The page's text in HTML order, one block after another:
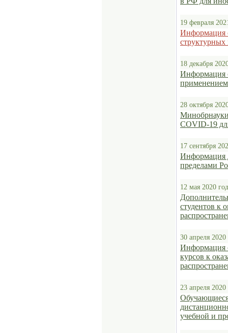
19 февраля
Информация
18 декабря
Информация
28 октября
COVID-19
17 сентября
Информация
пределами
12 мая 2020
студентов к
30 апреля 2020
Информация
курсов к
23 апреля 2020
учебной и